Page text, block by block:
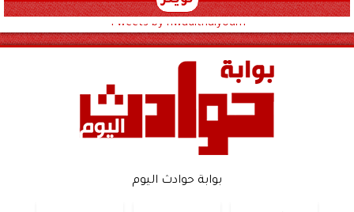
Tweets by hwadithalyoum
بوابة حوادث اليوم